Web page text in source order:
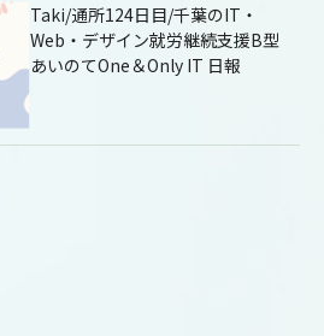
Taki/通所124日目/千葉のIT・
Web・デザイン就労継続支援B型
あいのてOne＆Only IT 日報